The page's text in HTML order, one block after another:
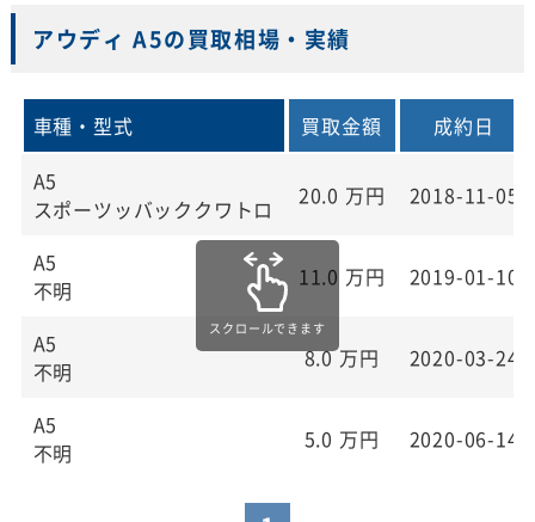
アウディ A5の買取相場・実績
車種・型式 買取金額
成約日
A5
スポーツッバッククワトロ
20.0 万円 2018-11-05
A5
不明
11.0 万円 2019-01-10
A5
不明
8.0万円 2020-03-24
A5
不明
5.0 万円 2020-06-14